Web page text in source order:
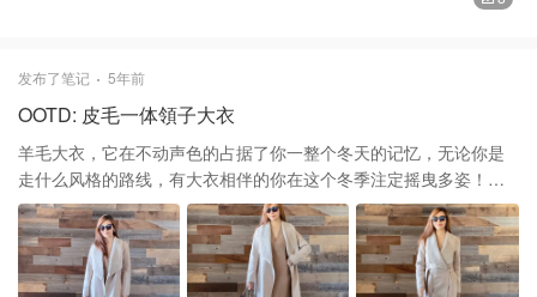
发布了笔记 5年前
OOTD: 皮毛一体領子大衣
羊毛大衣，它在不动声色的占据了你一整个冬天的记忆，无论你是
走什么风格的路线，有大衣相伴的你在这个冬季注定摇曳多姿！
Mackage 购买于Saks Fifth Avenue ，超大毛领设计为这款双面羊
毛包裹大衣增添了皮革边饰口袋。颜色是浅米色而又有点带着灰，
高级色系。 披肩领的羊毛一体领子，舒服而又暖和，长袖腰部自系
领带、腰部贴袋、不对称裙边设计，可以敞开穿，或者是系上腰带